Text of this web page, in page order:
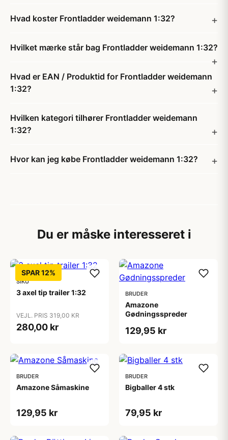
Hvad koster Frontladder weidemann 1:32?
Hvilket mærke står bag Frontladder weidemann 1:32?
Hvad er EAN / Produktid for Frontladder weidemann
1:32?
Hvilken kategori tilhører Frontladder weidemann
1:32?
Hvor kan jeg købe Frontladder weidemann 1:32?
Du er måske interesseret i
SPAR 12%
SIKU
3 axel tip trailer 1:32
VEJL. PRIS 319,00 KR
280,00 kr
BRUDER
Amazone
Gødningsspreder
129,95 kr
BRUDER
Amazone Såmaskine
129,95 kr
BRUDER
Bigballer 4 stk
79,95 kr